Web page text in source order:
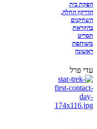
הפקת בית
הדרקון החלה,
השחקנים
בהקראת
תסריט
משותפת
ראשונה
עדי פרל